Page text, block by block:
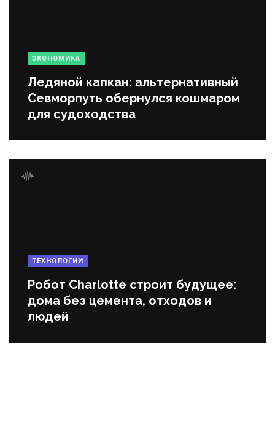
ЭКОНОМИКА
Ледяной капкан: альтернативный
Севморпуть обернулся кошмаром
для судоходства
ТЕХНОЛОГИИ
Робот Charlotte строит будущее:
дома без цемента, отходов и
людей